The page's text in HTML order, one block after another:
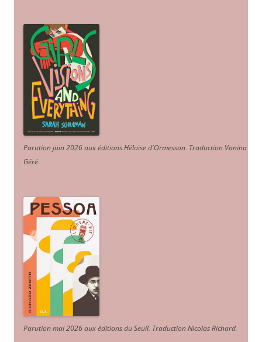
Parution juin 2026 aux éditions Héloïse d'Ormesson. Traduction Vanina
Géré.
Parution mai 2026 aux éditions du Seuil. Traduction Nicolas Richard.